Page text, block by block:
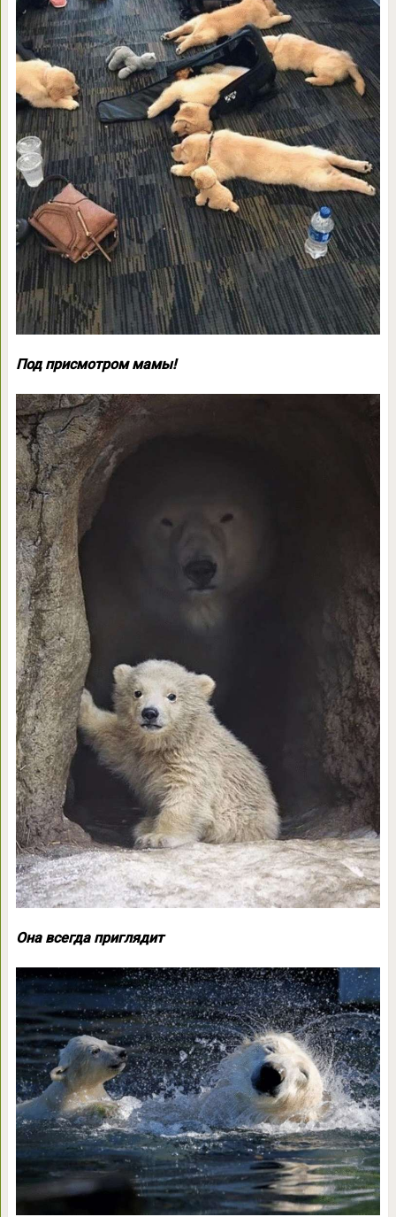
Под присмотром мамы!
Она всегда приглядит